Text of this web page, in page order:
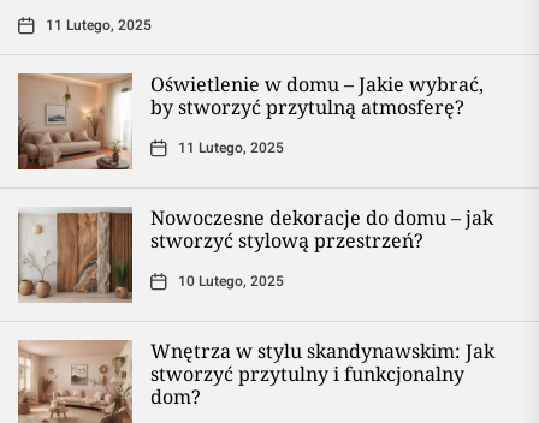
11 Lutego, 2025
Oświetlenie w domu – Jakie wybrać,
by stworzyć przytulną atmosferę?
11 Lutego, 2025
Nowoczesne dekoracje do domu – jak
stworzyć stylową przestrzeń?
10 Lutego, 2025
Wnętrza w stylu skandynawskim: Jak
stworzyć przytulny i funkcjonalny
dom?